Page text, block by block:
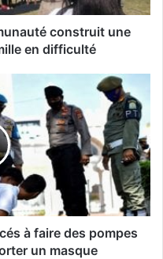
construit une
en difficulté
à faire des pompes
un masque